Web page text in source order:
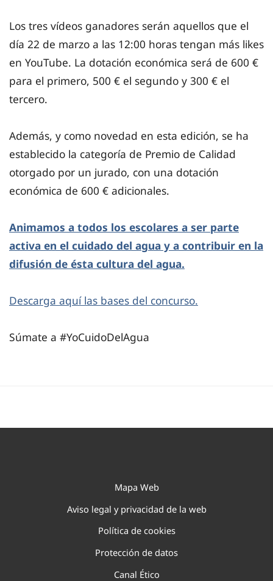
Los tres vídeos ganadores serán aquellos que el
día 22 de marzo a las 12:00 horas tengan más likes
en YouTube. La dotación económica será de 600 €
para el primero, 500 € el segundo y 300 € el
tercero.
Además, y como novedad en esta edición, se ha
establecido la categoría de Premio de Calidad
otorgado por un jurado, con una dotación
económica de 600 € adicionales.
Animamos a todos los escolares a ser parte
activa en el cuidado del agua y a contribuir en la
difusión de ésta cultura del agua.
Descarga aquí las bases del concurso.
Súmate a #YoCuidoDelAgua
Mapa Web
Aviso legal y privacidad de la web
Política de cookies
Protección de datos
Canal Ético